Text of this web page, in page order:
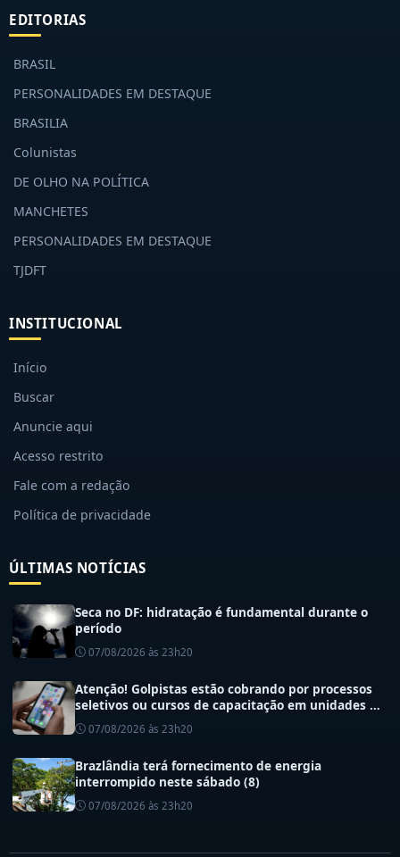
EDITORIAS
BRASIL
PERSONALIDADES EM DESTAQUE
BRASILIA
Colunistas
DE OLHO NA POLÍTICA
MANCHETES
PERSONALIDADES EM DESTAQUE
TJDFT
INSTITUCIONAL
Início
Buscar
Anuncie aqui
Acesso restrito
Fale com a redação
Política de privacidade
ÚLTIMAS NOTÍCIAS
Seca no DF: hidratação é fundamental durante o
período
07/08/2026 às 23h20
Atenção! Golpistas estão cobrando por processos
seletivos ou cursos de capacitação em unidades de
saúde do DF
07/08/2026 às 23h20
Brazlândia terá fornecimento de energia
interrompido neste sábado (8)
07/08/2026 às 23h20